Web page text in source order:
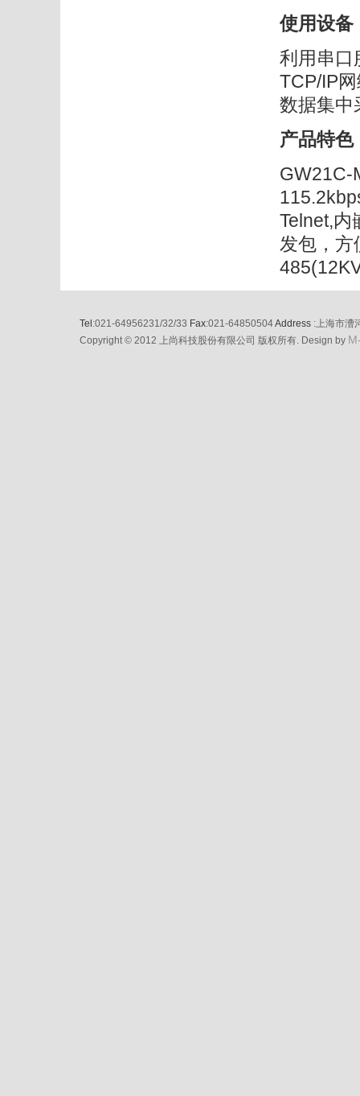
使用设备
利用串口
TCP/IP
数据集中
产品特色
GW21C-
Telnet,内
发包，方
Tel:021-64956231/32/33 Fax:021-64850504Address :上海市漕
Copyright © 2012 上尚科技股份有限公司 版权所有. Design by